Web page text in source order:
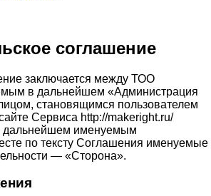
соглашение
заключается между ТОО
в дальнейшем «Администрация
становящимся пользователем
Сервиса http://makeright.ru/
дальнейшем именуемым
по тексту Соглашения именуемые
— «Сторона».